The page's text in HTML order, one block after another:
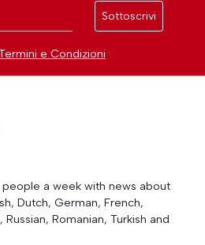
Sottoscrivi
e Condizioni
a week with news about
Dutch, German, French,
Russian, Romanian, Turkish and